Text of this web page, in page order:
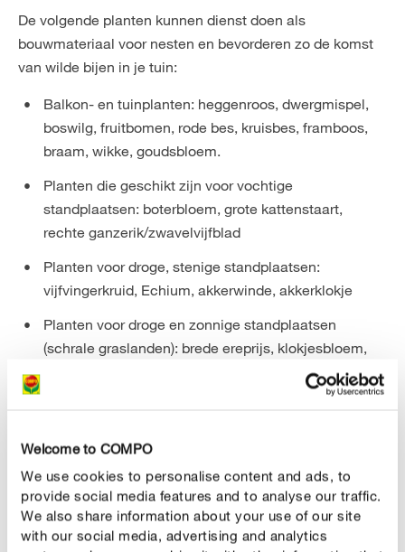
Welcome to COMPO
We use cookies to personalise content and ads, to
provide social media features and to analyse our traffic.
We also share information about your use of our site
with our social media, advertising and analytics
De volgende planten kunnen dienst doen als
bouwmateriaal voor nesten en bevorderen zo de komst
van wilde bijen in je tuin:
Balkon- en tuinplanten: heggenroos, dwergmispel,
boswilg, fruitbomen, rode bes, kruisbes, framboos,
braam, wikke, goudsbloem.
Planten die geschikt zijn voor vochtige
standplaatsen: boterbloem, grote kattenstaart,
rechte ganzerik/zwavelvijfblad
Planten voor droge, stenige standplaatsen:
vijfvingerkruid, Echium, akkerwinde, akkerklokje
Planten voor droge en zonnige standplaatsen
(schrale graslanden): brede ereprijs, klokjesbloem,
voedselinname niet omschakelen naar andere
bloemplanten. Als je met bovengenoemde planten een
leefgebied voor wilde bijen schept, komen er vanzelf
andere plantensoorten bij, die de wilde bijen weer tot